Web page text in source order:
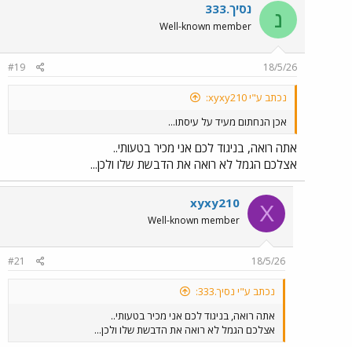
נ נסיך.333
Well-known member
18/5/26
#19
נכתב ע"י xyxy210:
אכן הנחתום מעיד על עיסתו...
אתה רואה, בניגוד לכם אני מכיר בטעותי..
אצלכם הגמל לא רואה את הדבשת שלו ולכן...
X
xyxy210
Well-known member
18/5/26
#21
נכתב ע"י נסיך.333:
אתה רואה, בניגוד לכם אני מכיר בטעותי..
אצלכם הגמל לא רואה את הדבשת שלו ולכן...